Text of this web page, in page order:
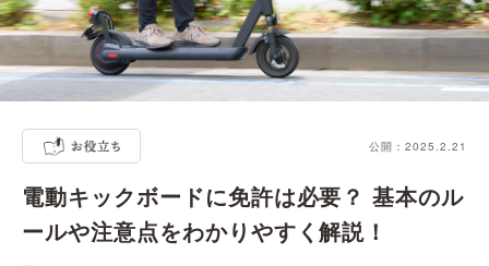
公開：2025.2.21
電動キックボードに免許は必要？ 基本のル
ールや注意点をわかりやすく解説！